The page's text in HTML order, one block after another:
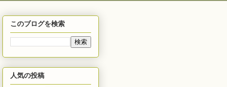
このブログを検索
人気の投稿